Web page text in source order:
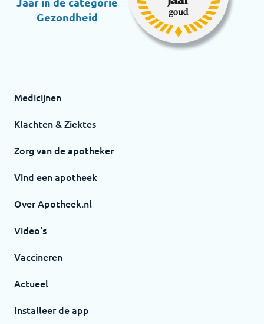
Gezondheid
Medicijnen
Klachten & Ziektes
Zorg van de apotheker
Vind een apotheek
Over Apotheek.nl
Video's
Vaccineren
Actueel
Installeer de app